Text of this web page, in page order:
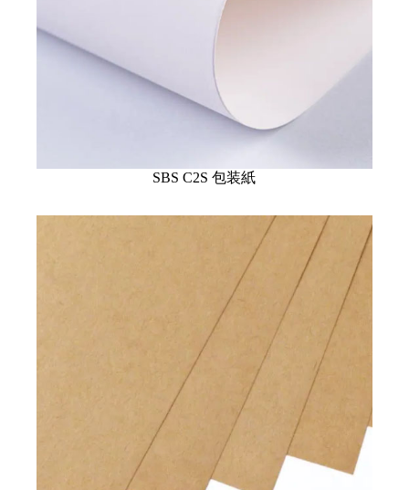
SBS C2S 包装紙